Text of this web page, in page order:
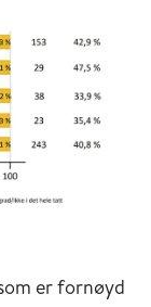
er fornøyd